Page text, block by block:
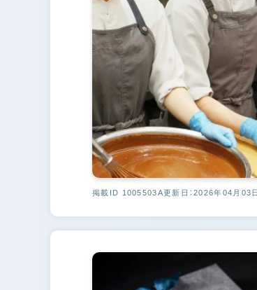
掲載ID 1005503A更新日：2026年04月03